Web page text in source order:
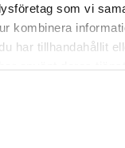
som vi
kombinera
har tillhandahållit